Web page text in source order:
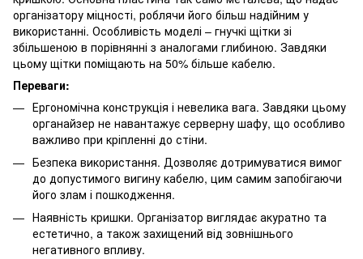
організатору міцності, роблячи його більш надійним у
використанні. Особливість моделі – гнучкі щітки зі
збільшеною в порівнянні з аналогами глибиною. Завдяки
цьому щітки поміщають на 50% більше кабелю.
Переваги:
Ергономічна конструкція і невелика вага. Завдяки цьому
органайзер не навантажує серверну шафу, що особливо
важливо при кріпленні до стіни.
Безпека використання. Дозволяє дотримуватися вимог
до допустимого вигину кабелю, цим самим запобігаючи
його злам і пошкодження.
Наявність кришки. Організатор виглядає акуратно та
естетично, а також захищений від зовнішнього
негативного впливу.